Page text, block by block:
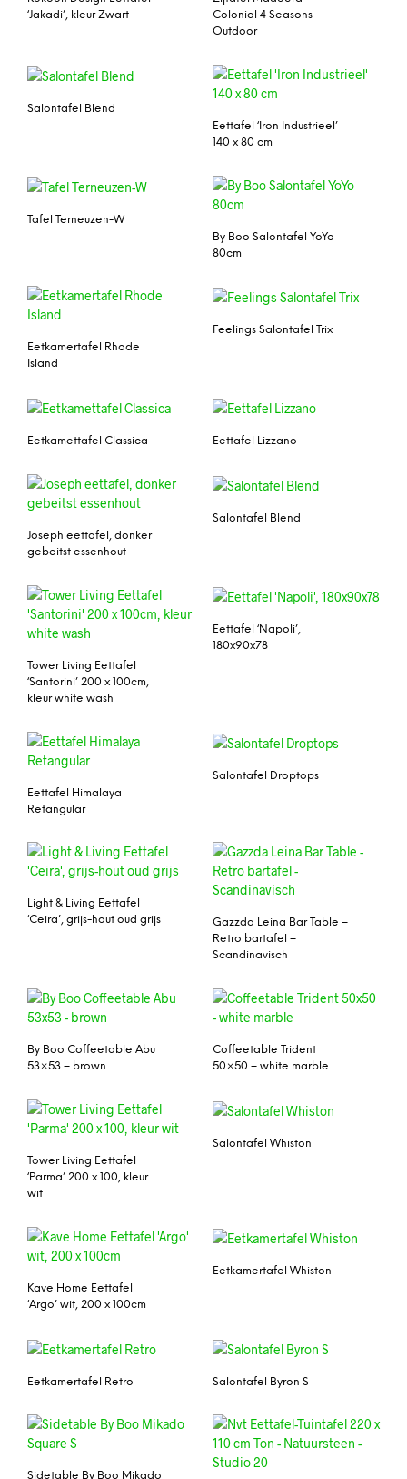
‘Jakadi’, kleur Zwart
Colonial 4 Seasons
Outdoor
Salontafel Blend
Eettafel ‘Iron Industrieel’
140 x 80 cm
Tafel Terneuzen-W
By Boo Salontafel YoYo
80cm
Eetkamertafel Rhode
Island
Feelings Salontafel Trix
Eetkamettafel Classica Eettafel Lizzano
Joseph eettafel, donker
gebeitst essenhout
Salontafel Blend
Tower Living Eettafel
‘Santorini’ 200 x 100cm,
kleur white wash
Eettafel ‘Napoli’,
180x90x78
Eettafel Himalaya
Retangular
Salontafel Droptops
Light & Living Eettafel
‘Ceira’, grijs-hout oud grijs
Gazzda Leina Bar Table –
Retro bartafel –
Scandinavisch
By Boo Coffeetable Abu
53×53 – brown
Coffeetable Trident
50×50 – white marble
Tower Living Eettafel
‘Parma’ 200 x 100, kleur
wit
Salontafel Whiston
Kave Home Eettafel
‘Argo’ wit, 200 x 100cm
Eetkamertafel Whiston
Eetkamertafel Retro Salontafel Byron S
Sidetable By Boo Mikado